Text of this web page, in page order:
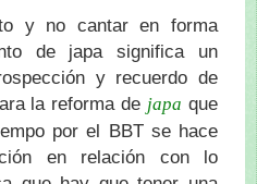
y no cantar en forma
de japa significa un
y recuerdo de
la reforma de japa que
por el BBT se hace
en relación con lo